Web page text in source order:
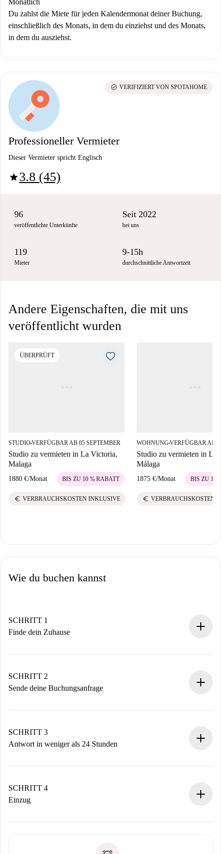
Monatlich
Du zahlst die Miete für jeden Kalendermonat deiner Buchung,
einschließlich des Monats, in dem du einziehst und des Monats,
in dem du ausziehst.
Professioneller Vermieter
Dieser Vermieter spricht Englisch
star3.8 (45)
check_circle VERIFIZIERT VON SPOTAHOME
96
veröffentlichte Unterkünfte
Seit 2022
bei uns
119
Mieter
9-15h
durchschnittliche Antwortzeit
Andere Eigenschaften, die mit uns
veröffentlicht wurden
ÜBERPRÜFT
STUDIO■VERFÜGBAR AB 05 SEPTEMBER
Studio zu vermieten in La Victoria,
Malaga
1880 €/Monat BIS ZU 10 % RABATT
euro VERBRAUCHSKOSTEN INKLUSIVE
WOHNUNG■VERFÜGBAR AB
Studio zu vermieten in La
Málaga
1875 €/Monat BIS ZU 10
euro VERBRAUCHSKOSTEN
Wie du buchen kannst
SCHRITT 1
Finde dein Zuhause
Du erhältst alle notwendigen Informationen im Voraus.
SCHRITT 2
Sende deine Buchungsanfrage
Denk daran, dass wir dich erst belasten, wenn der
Vermieter zustimmt.
SCHRITT 3
Antwort in weniger als 24 Stunden
stellen den Kontakt her.
Wenn der Vermieter ablehnen muss, entstehen keine
SCHRITT 4
Einzug